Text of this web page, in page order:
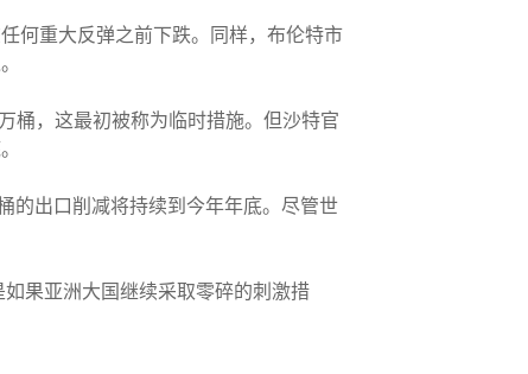
何重大反弹之前下跌。同样，布伦特市
桶，这最初被称为临时措施。但沙特官
的出口削减将持续到今年年底。尽管世
果亚洲大国继续采取零碎的刺激措